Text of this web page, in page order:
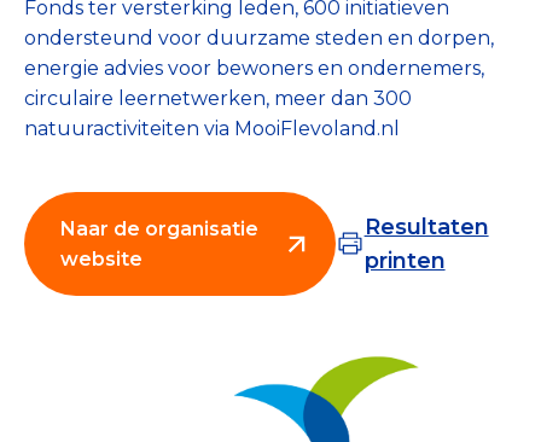
Contact & Signalen
Check keurmerk goede doelen
Collecterooster/wervingrooster
Fonds ter versterking leden, 600 initiatieven
ondersteund voor duurzame steden en dorpen,
energie advies voor bewoners en ondernemers,
circulaire leernetwerken, meer dan 300
natuuractiviteiten via MooiFlevoland.nl
Naar de organisatie
website
Resultaten
printen